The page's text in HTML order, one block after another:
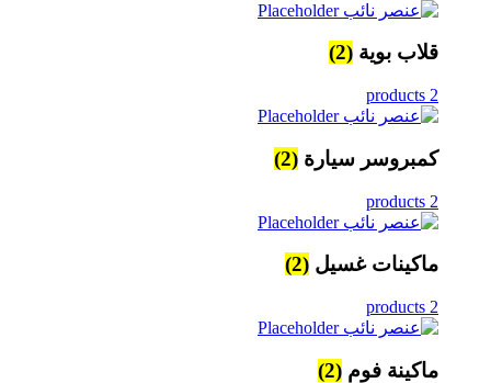
قلاب بوية (2)
2 products
كمبروسر سيارة (2)
2 products
ماكينات غسيل (2)
2 products
ماكينة فوم (2)